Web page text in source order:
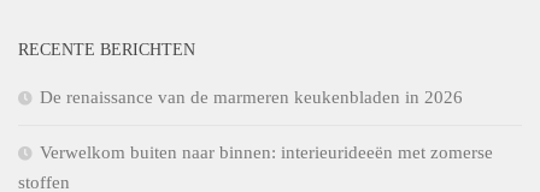
RECENTE BERICHTEN
De renaissance van de marmeren keukenbladen in 2026
Verwelkom buiten naar binnen: interieurideeën met zomerse
stoffen